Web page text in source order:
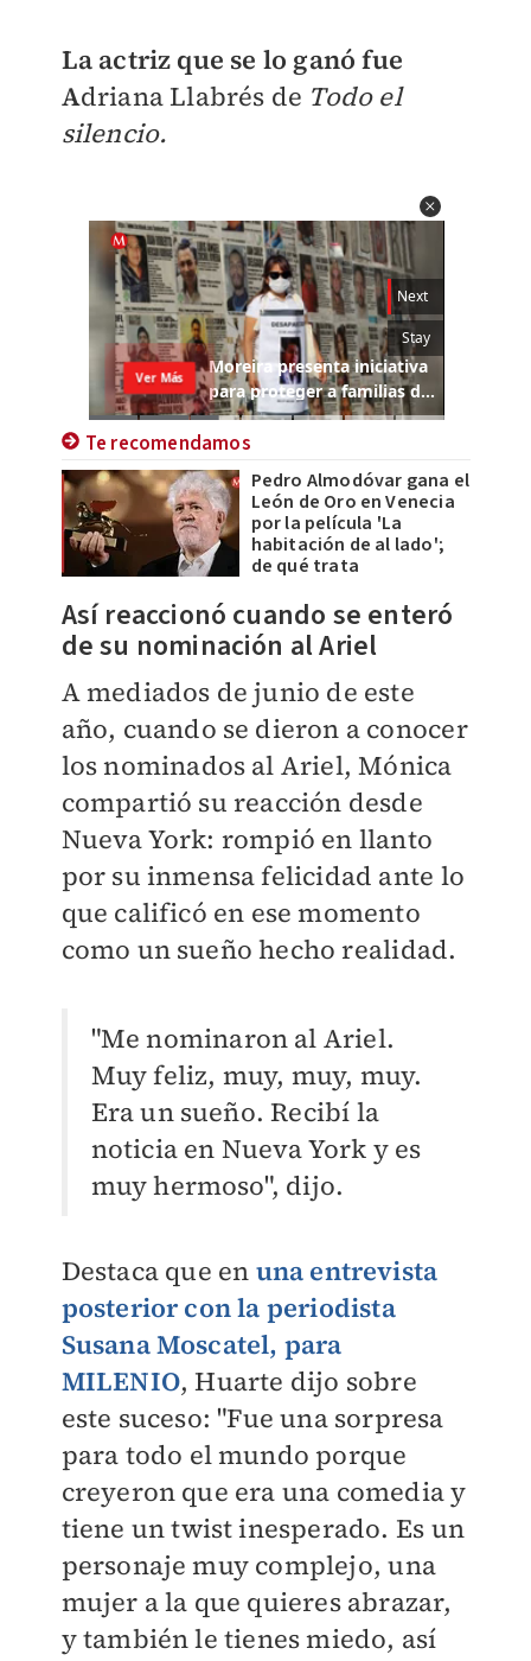
La actriz que se lo ganó fue
Adriana Llabrés de Todo el
silencio.
Te recomendamos
Pedro Almodóvar gana el
León de Oro en Venecia
por la película 'La
habitación de al lado';
de qué trata
Así reaccionó cuando se enteró
de su nominación al Ariel
A mediados de junio de este
año, cuando se dieron a conocer
los nominados al Ariel, Mónica
compartió su reacción desde
Nueva York: rompió en llanto
por su inmensa felicidad ante lo
que calificó en ese momento
como un sueño hecho realidad.
"Me nominaron al Ariel.
Muy feliz, muy, muy, muy.
Era un sueño. Recibí la
noticia en Nueva York y es
muy hermoso", dijo.
Destaca que en una entrevista
posterior con la periodista
Susana Moscatel, para
MILENIO, Huarte dijo sobre
este suceso: "Fue una sorpresa
para todo el mundo porque
creyeron que era una comedia y
tiene un twist inesperado. Es un
personaje muy complejo, una
mujer a la que quieres abrazar,
y también le tienes miedo, así